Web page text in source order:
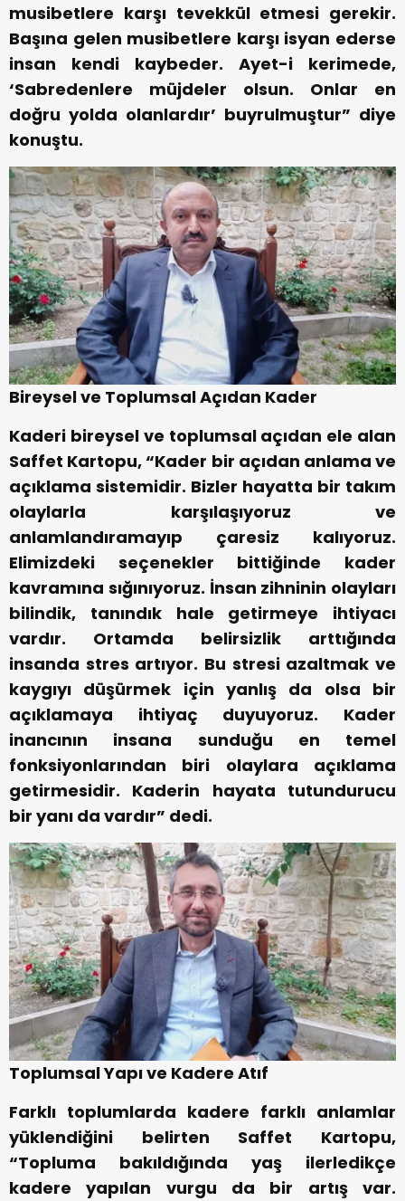
musibetlere karşı tevekkül etmesi gerekir.
Başına gelen musibetlere karşı isyan ederse
insan kendi kaybeder. Ayet-i kerimede,
‘Sabredenlere müjdeler olsun. Onlar en
doğru yolda olanlardır’ buyrulmuştur” diye
konuştu.
Bireysel ve Toplumsal Açıdan Kader
Kaderi bireysel ve toplumsal açıdan ele alan
Saffet Kartopu, “Kader bir açıdan anlama ve
açıklama sistemidir. Bizler hayatta bir takım
olaylarla karşılaşıyoruz ve
anlamlandıramayıp çaresiz kalıyoruz.
Elimizdeki seçenekler bittiğinde kader
kavramına sığınıyoruz. İnsan zihninin olayları
bilindik, tanındık hale getirmeye ihtiyacı
vardır. Ortamda belirsizlik arttığında
insanda stres artıyor. Bu stresi azaltmak ve
kaygıyı düşürmek için yanlış da olsa bir
açıklamaya ihtiyaç duyuyoruz. Kader
inancının insana sunduğu en temel
fonksiyonlarından biri olaylara açıklama
getirmesidir. Kaderin hayata tutundurucu
bir yanı da vardır” dedi.
Toplumsal Yapı ve Kadere Atıf
Farklı toplumlarda kadere farklı anlamlar
yüklendiğini belirten Saffet Kartopu,
“Topluma bakıldığında yaş ilerledikçe
kadere yapılan vurgu da bir artış var.